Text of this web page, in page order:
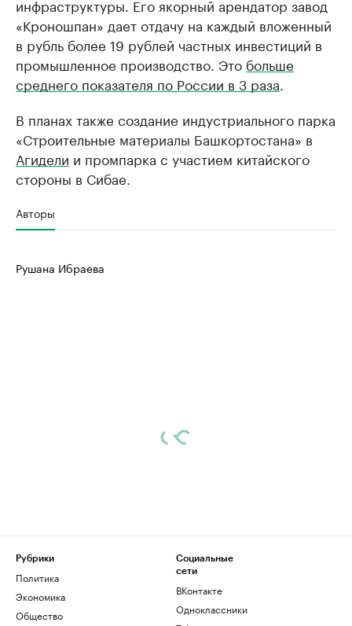
инфраструктуры. Его якорный арендатор завод
«Кроношпан» дает отдачу на каждый вложенный
в рубль более 19 рублей частных инвестиций в
промышленное производство. Это больше
среднего показателя по России в 3 раза.
В планах также создание индустриального парка
«Строительные материалы Башкортостана» в
Агидели и промпарка с участием китайского
стороны в Сибае.
Авторы
Рушана Ибраева
Рубрики
Политика
Экономика
Общество
Социальные
сети
ВКонтакте
Одноклассники